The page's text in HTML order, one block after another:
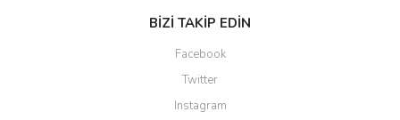
BİZİ TAKİP EDİN
Facebook
Twitter
Instagram